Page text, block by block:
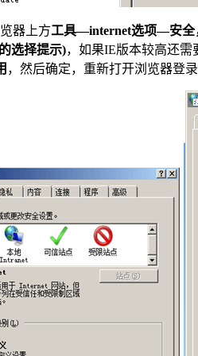
器上方工具—internet选项—安全
选择提示)，如果IE版本较高还需
，然后确定，重新打开浏览器登录